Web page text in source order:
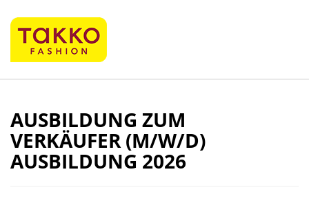
AUSBILDUNG ZUM
VERKÄUFER (M/W/D)
AUSBILDUNG 2026